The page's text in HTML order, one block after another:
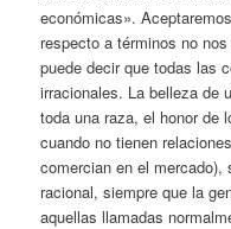
económicas».
respecto a términos no
puede decir que todas las
irracionales. La belleza de
toda una raza, el honor de
cuando no tienen
comercian en el
racional, siempre que la
aquellas llamadas